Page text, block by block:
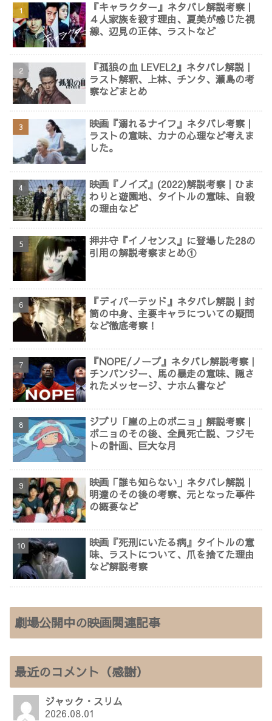
『キャラクター』ネタバレ解説考察｜
４人家族を殺す理由、夏美が感じた視
線、辺見の正体、ラストなど
『孤狼の血 LEVEL2』ネタバレ解説｜
ラスト解釈、上林、チンタ、瀬島の考
察などまとめ
映画『溺れるナイフ』ネタバレ考察｜
ラストの意味、カナの心理など考えま
した。
映画『ノイズ』(2022)解説考察｜ひま
わりと遊園地、タイトルの意味、自殺
の理由など
押井守『イノセンス』に登場した28の
引用の解説考察まとめ①
『ディパーテッド』ネタバレ解説｜封
筒の中身、主要キャラについての疑問
など徹底考察！
『NOPE/ノープ』ネタバレ解説考察｜
チンパンジー、馬の暴走の意味、隠さ
れたメッセージ、ナホム書など
ジブリ「崖の上のポニョ」解説考察｜
ポニョのその後、全員死亡説、フジモ
トの計画、巨大な月
映画「誰も知らない」ネタバレ解説｜
明達のその後の考察、元となった事件
の概要など
映画『死刑にいたる病』タイトルの意
味、ラストについて、爪を捨てた理由
など解説考察
劇場公開中の映画関連記事
最近のコメント（感謝）
ジャック・スリム
2026.08.01